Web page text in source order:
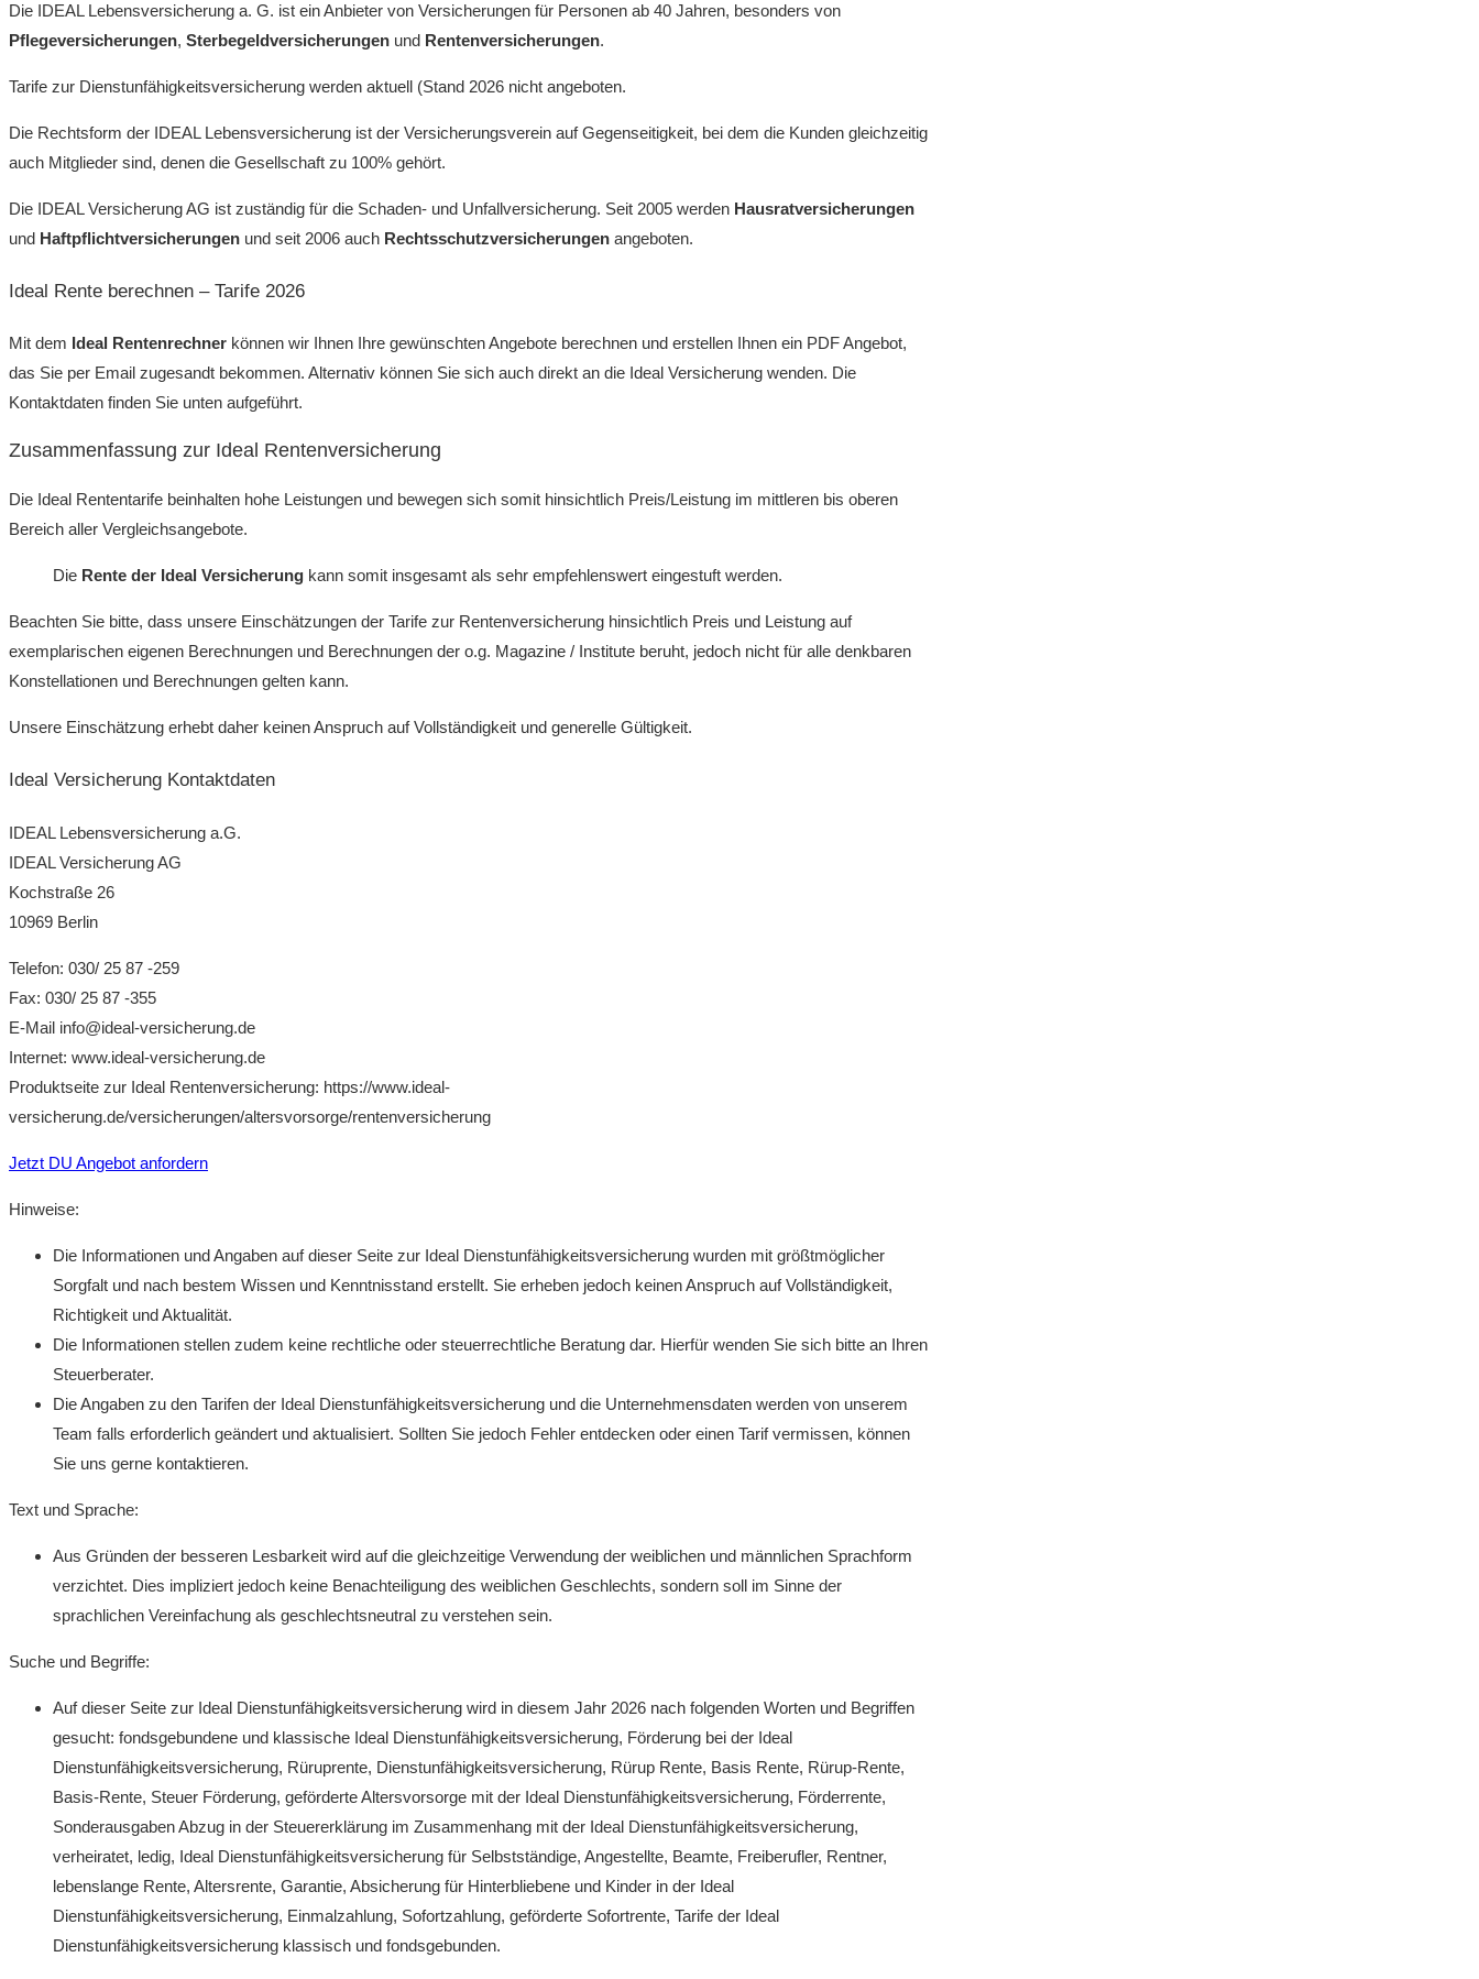
Die IDEAL Lebensversicherung a. G. ist ein Anbieter von Versicherungen für Personen ab 40 Jahren, besonders von
Pflegeversicherungen, Sterbegeldversicherungen und Rentenversicherungen.
Tarife zur Dienstunfähigkeitsversicherung werden aktuell (Stand 2026 nicht angeboten.
Die Rechtsform der IDEAL Lebensversicherung ist der Versicherungsverein auf Gegenseitigkeit, bei dem die Kunden gleichzeitig
auch Mitglieder sind, denen die Gesellschaft zu 100% gehört.
Die IDEAL Versicherung AG ist zuständig für die Schaden- und Unfallversicherung. Seit 2005 werden Hausratversicherungen
und Haftpflichtversicherungen und seit 2006 auch Rechtsschutzversicherungen angeboten.
Ideal Rente berechnen – Tarife 2026
Mit dem Ideal Rentenrechner können wir Ihnen Ihre gewünschten Angebote berechnen und erstellen Ihnen ein PDF Angebot,
das Sie per Email zugesandt bekommen. Alternativ können Sie sich auch direkt an die Ideal Versicherung wenden. Die
Kontaktdaten finden Sie unten aufgeführt.
Zusammenfassung zur Ideal Rentenversicherung
Die Ideal Rententarife beinhalten hohe Leistungen und bewegen sich somit hinsichtlich Preis/Leistung im mittleren bis oberen
Bereich aller Vergleichsangebote.
Die Rente der Ideal Versicherung kann somit insgesamt als sehr empfehlenswert eingestuft werden.
Beachten Sie bitte, dass unsere Einschätzungen der Tarife zur Rentenversicherung hinsichtlich Preis und Leistung auf
exemplarischen eigenen Berechnungen und Berechnungen der o.g. Magazine / Institute beruht, jedoch nicht für alle denkbaren
Konstellationen und Berechnungen gelten kann.
Unsere Einschätzung erhebt daher keinen Anspruch auf Vollständigkeit und generelle Gültigkeit.
Ideal Versicherung Kontaktdaten
IDEAL Lebensversicherung a.G.
IDEAL Versicherung AG
Kochstraße 26
10969 Berlin
Telefon: 030/ 25 87 -259
Fax: 030/ 25 87 -355
E-Mail info@ideal-versicherung.de
Internet: www.ideal-versicherung.de
Produktseite zur Ideal Rentenversicherung: https://www.ideal-
versicherung.de/versicherungen/altersvorsorge/rentenversicherung
Jetzt DU Angebot anfordern
Hinweise:
Die Informationen und Angaben auf dieser Seite zur Ideal Dienstunfähigkeitsversicherung wurden mit größtmöglicher
Sorgfalt und nach bestem Wissen und Kenntnisstand erstellt. Sie erheben jedoch keinen Anspruch auf Vollständigkeit,
Richtigkeit und Aktualität.
Die Informationen stellen zudem keine rechtliche oder steuerrechtliche Beratung dar. Hierfür wenden Sie sich bitte an Ihren
Steuerberater.
Die Angaben zu den Tarifen der Ideal Dienstunfähigkeitsversicherung und die Unternehmensdaten werden von unserem
Team falls erforderlich geändert und aktualisiert. Sollten Sie jedoch Fehler entdecken oder einen Tarif vermissen, können
Sie uns gerne kontaktieren.
Text und Sprache:
Aus Gründen der besseren Lesbarkeit wird auf die gleichzeitige Verwendung der weiblichen und männlichen Sprachform
verzichtet. Dies impliziert jedoch keine Benachteiligung des weiblichen Geschlechts, sondern soll im Sinne der
sprachlichen Vereinfachung als geschlechtsneutral zu verstehen sein.
Suche und Begriffe:
Auf dieser Seite zur Ideal Dienstunfähigkeitsversicherung wird in diesem Jahr 2026 nach folgenden Worten und Begriffen
gesucht: fondsgebundene und klassische Ideal Dienstunfähigkeitsversicherung, Förderung bei der Ideal
Dienstunfähigkeitsversicherung, Rüruprente, Dienstunfähigkeitsversicherung, Rürup Rente, Basis Rente, Rürup-Rente,
Basis-Rente, Steuer Förderung, geförderte Altersvorsorge mit der Ideal Dienstunfähigkeitsversicherung, Förderrente,
Sonderausgaben Abzug in der Steuererklärung im Zusammenhang mit der Ideal Dienstunfähigkeitsversicherung,
verheiratet, ledig, Ideal Dienstunfähigkeitsversicherung für Selbstständige, Angestellte, Beamte, Freiberufler, Rentner,
lebenslange Rente, Altersrente, Garantie, Absicherung für Hinterbliebene und Kinder in der Ideal
Dienstunfähigkeitsversicherung, Einmalzahlung, Sofortzahlung, geförderte Sofortrente, Tarife der Ideal
Dienstunfähigkeitsversicherung klassisch und fondsgebunden.